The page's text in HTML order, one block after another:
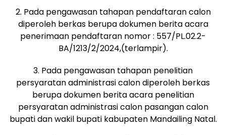
2. Pada pengawasan tahapan pendaftaran calon
diperoleh berkas berupa dokumen berita acara
penerimaan pendaftaran nomor : 557/PL.02.2-
BA/1213/2/2024,(terlampir).
3. Pada pengawasan tahapan penelitian
persyaratan administrasi calon diperoleh berkas
berupa dokumen berita acara penelitian
persyaratan administrasi calon pasangan calon
bupati dan wakil bupati kabupaten Mandailing Natal.